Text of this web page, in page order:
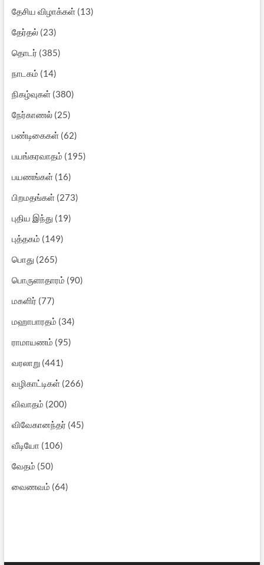
தேசிய விழாக்கள்(13)
தேர்தல்(23)
தொடர் (385)
நாடகம் (14)
நிகழ்வுகள்(380)
நேர்காணல்(25)
பண்டிகைகள்(62)
பயங்கரவாதம் (195)
பயணங்கள்(16)
பிறமதங்கள்(273)
புதிய இந்து (19)
புத்தகம் (149)
பொது (265)
பொருளாதாரம் (90)
மகளிர் (77)
மஹாபாரதம் (34)
ராமாயணம் (95)
வரலாறு(441)
வழிகாட்டிகள்(266)
விவாதம் (200)
விவேகானந்தர் (45)
வீடியோ (106)
வேதம் (50)
வைணவம் (64)